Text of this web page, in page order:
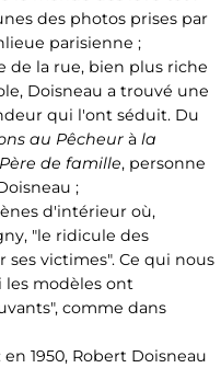
des photos prises par
parisienne ;
de la rue, bien plus riche
Doisneau a trouvé une
qui l'ont séduit. Du
au Pêcheur à la
Père de famille, personne
;
d'intérieur où,
"le ridicule des
victimes". Ce qui nous
les modèles ont
comme dans
: en 1950, Robert Doisneau